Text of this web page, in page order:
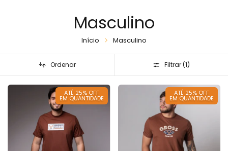
Masculino
Início Masculino
Ordenar Filtrar (1)
ATÉ 25% OFF
EM QUANTIDADE
ATÉ 25% OFF
EM QUANTIDADE